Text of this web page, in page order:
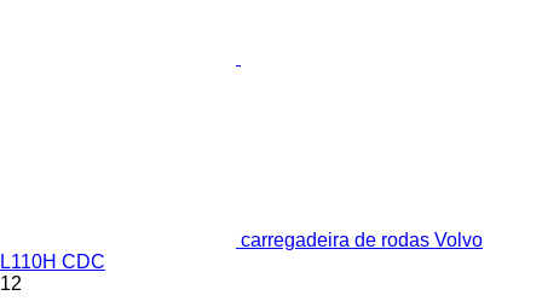
carregadeira de rodas Volvo
L110H CDC
12